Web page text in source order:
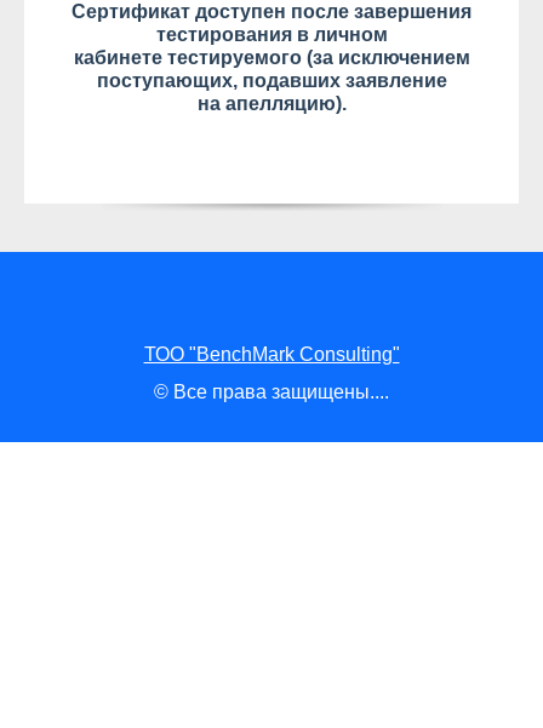
Сертификат доступен после завершения
тестирования в личном
кабинете тестируемого (за исключением
поступающих, подавших заявление
на апелляцию).
ТОО "BenchMark Consulting"
© Все права защищены....